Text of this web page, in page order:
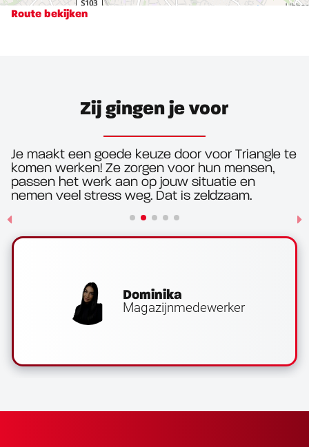
Route bekijken
Zij gingen je voor
Je maakt een goede keuze door voor Triangle te
komen werken! Ze zorgen voor hun mensen,
passen het werk aan op jouw situatie en
nemen veel stress weg. Dat is zeldzaam.
Dominika
Magazijnmedewerker